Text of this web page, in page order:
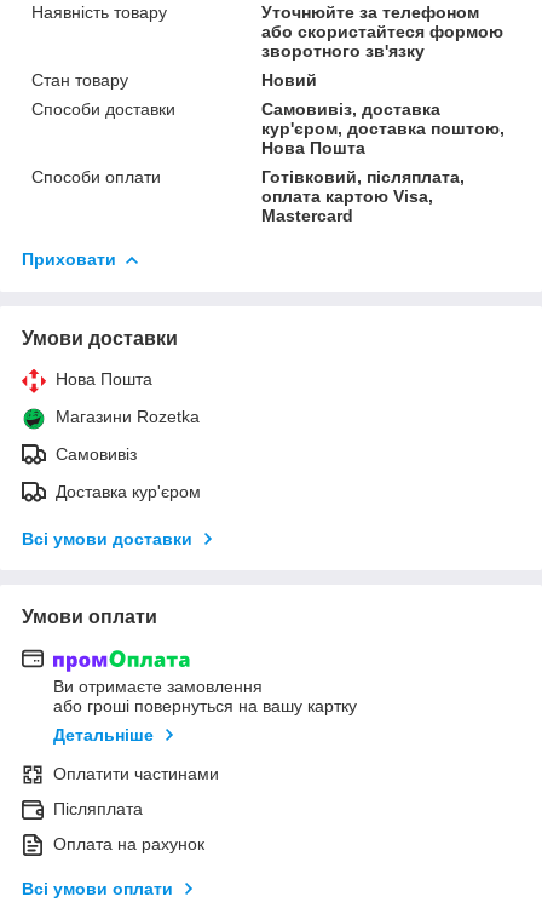
Наявність товару
Уточнюйте за телефоном
або скористайтеся формою
зворотного зв'язку
Стан товару
Новий
Способи доставки
Самовивіз, доставка
кур'єром, доставка поштою,
Нова Пошта
Способи оплати
Готівковий, післяплата,
оплата картою Visa,
Mastercard
Приховати
Умови доставки
Нова Пошта
Магазини Rozetka
Самовивіз
Доставка кур'єром
Всі умови доставки
Умови оплати
Ви отримаєте замовлення
або гроші повернуться на вашу картку
Детальніше
Оплатити частинами
Післяплата
Оплата на рахунок
Всі умови оплати